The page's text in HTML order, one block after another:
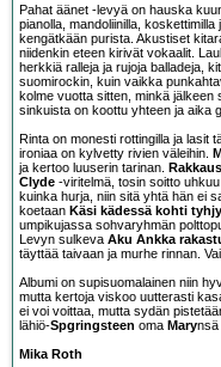
Pahat äänet -levyä on hauska
pianolla, mandoliinilla,
kengätkään purista. Akustiset
niidenkin eteen kirivät vokaalit.
herkkiä ralleja ja rujoja balladeja,
suomirockin, kuin vaikka
kolme vuotta sitten, minkä jälkeen
sinkuista on koottu yhteen ja aika
Rinta on monesti rottingilla ja lasit
ironiaa on kylvetty rivien väleihin.
ja kertoo luuserin tarinan.
Clyde -viritelmä, tosin soitto
kuinka hurja, niin sitä yhtä hän ei
koetaan Käsi kädessä kohti
umpikujassa sohvaryhmän
Levyn sulkeva Aku Ankka
täyttää taivaan ja murhe rinnan.
Albumi on supisuomalainen niin
mutta kertoja viskoo uutterasti
ei voi voittaa, mutta sydän
lähiö-Spgringsteen oma Marynsä
Mika Roth